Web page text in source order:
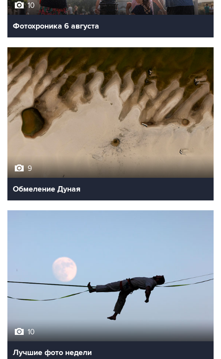
10
Фотохроника 6 августа
9
Обмеление Дуная
10
Лучшие фото недели